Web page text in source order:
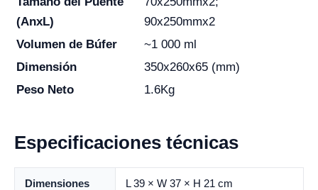
(AnxL)
90x250mmx2
Volumen de Búfer
~1 000 ml
Dimensión
350x260x65 (mm)
Peso Neto
1.6Kg
Especificaciones técnicas
Dimensiones L 39 × W 37 × H 21 cm